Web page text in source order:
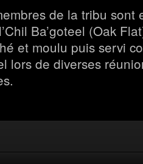
de la tribu sont
Ba’goteel (Oak
et moulu puis servi
lors de diverses